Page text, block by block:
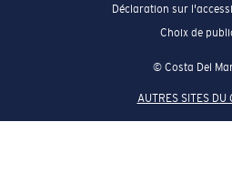
Déclaration sur
Choix de
© Costa Del
AUTRES SITES DU